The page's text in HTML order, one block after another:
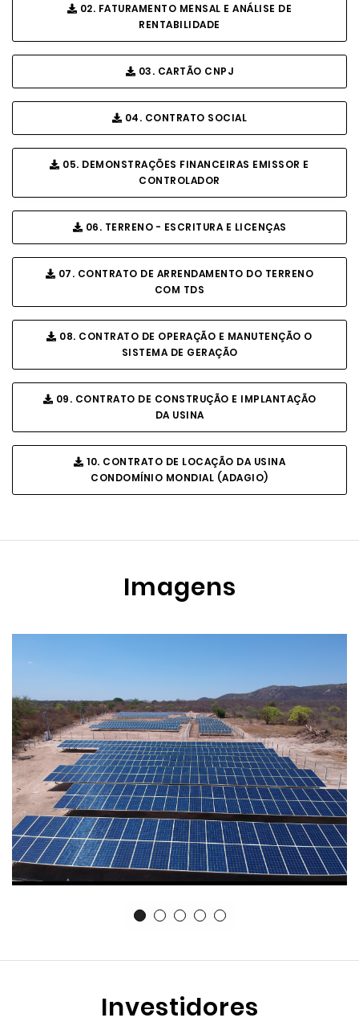
02. FATURAMENTO MENSAL E ANÁLISE DE
RENTABILIDADE
03. CARTÃO CNPJ
04. CONTRATO SOCIAL
05. DEMONSTRAÇÕES FINANCEIRAS EMISSOR E
CONTROLADOR
06. TERRENO - ESCRITURA E LICENÇAS
07. CONTRATO DE ARRENDAMENTO DO TERRENO
COM TDS
08. CONTRATO DE OPERAÇÃO E MANUTENÇÃO O
SISTEMA DE GERAÇÃO
09. CONTRATO DE CONSTRUÇÃO E IMPLANTAÇÃO
DA USINA
10. CONTRATO DE LOCAÇÃO DA USINA
CONDOMÍNIO MONDIAL (ADAGIO)
Imagens
Investidores